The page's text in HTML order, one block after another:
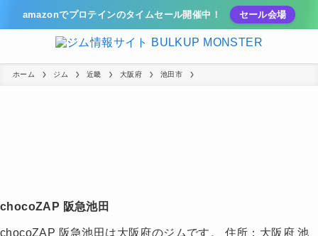
amazonでプロテインのタイムセール開催中！ セール会場
ホーム ジム 近畿 大阪府 池田市
chocoZAP 阪急池田
chocoZAP 阪急池田は大阪府のジムです。 住所：大阪府 池